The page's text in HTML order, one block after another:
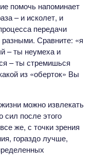
помочь напоминает
– и исколет, и
передачи
Сравните: «я
– ты неумеха и
– ты стремишься
из «оберток» Вы
можно извлекать
сил после этого
же, с точки зрения
гораздо лучше,